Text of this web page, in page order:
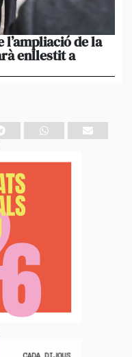
de la
enllestit a